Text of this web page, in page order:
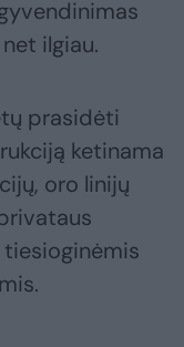
ilgiau.
prasidėti
ketinama
oro linijų